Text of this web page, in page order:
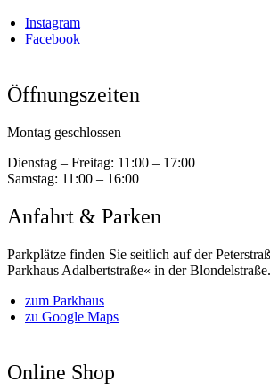
Instagram
Facebook
Öffnungszeiten
Montag geschlossen
Dienstag – Freitag: 11:00 – 17:00
Samstag: 11:00 – 16:00
Anfahrt & Parken
Parkplätze finden Sie seitlich auf der
Parkhaus Adalbertstraße« in der Blondelstraße.
zum Parkhaus
zu Google Maps
Online Shop